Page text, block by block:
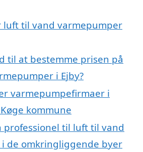
luft til vand varmepumper
til at bestemme prisen på
i Ejby?
varmepumpefirmaer i
kommune
professionel til luft til vand
de omkringliggende byer